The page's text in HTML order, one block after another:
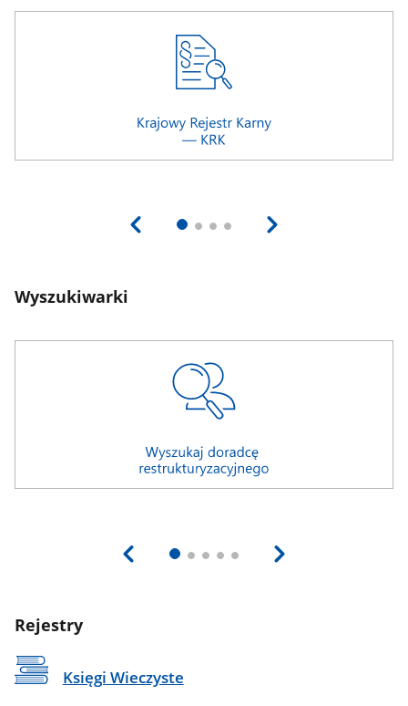
Wyszukiwarki
Rejestry
Księgi Wieczyste